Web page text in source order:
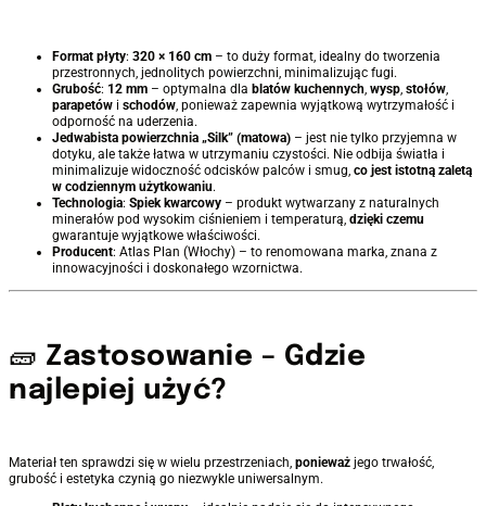
Format płyty: 320 × 160 cm – to duży format, idealny do tworzenia
przestronnych, jednolitych powierzchni, minimalizując fugi.
Grubość: 12 mm – optymalna dla blatów kuchennych wysp stołów
parapetów i schodów , ponieważ zapewnia wyjątkową wytrzymałość i
odporność na uderzenia.
Jedwabista powierzchnia „Silk” (matowa) – jest nie tylko przyjemna w
dotyku, ale także łatwa w utrzymaniu czystości. Nie odbija światła i
minimalizuje widoczność odcisków palców i smug, co jest istotną zaletą
w codziennym użytkowaniu.
Technologia: Spiek kwarcowy – produkt wytwarzany z naturalnych
minerałów pod wysokim ciśnieniem i temperaturą, dzięki czemu
gwarantuje wyjątkowe właściwości.
Producent: Atlas Plan (Włochy) – to renomowana marka, znana z
innowacyjności i doskonałego wzornictwa.
🧱 Zastosowanie – Gdzie
najlepiej użyć?
Materiał ten sprawdzi się w wielu przestrzeniach, ponieważ jego trwałość,
grubość i estetyka czynią go niezwykle uniwersalnym.